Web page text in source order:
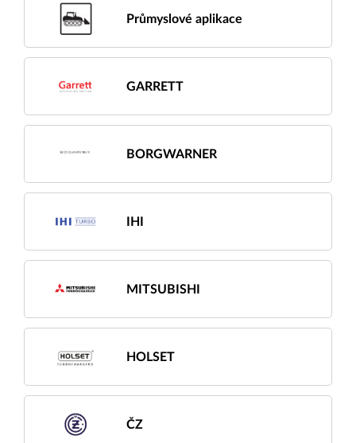
Průmyslové aplikace
GARRETT
BORGWARNER
IHI
MITSUBISHI
HOLSET
ČZ